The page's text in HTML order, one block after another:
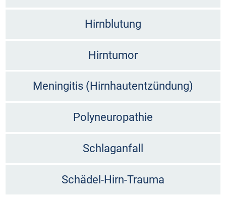
Hirnblutung
Hirntumor
Meningitis (Hirnhautentzündung)
Polyneuropathie
Schlaganfall
Schädel-Hirn-Trauma